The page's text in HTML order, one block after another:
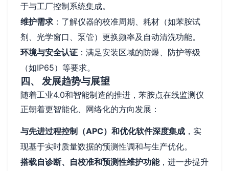
于与工厂控制系统集成。
维护需求 ：了解仪器的校准周期、耗材（如苯胺试
剂、光学窗口、泵管）更换频率及自动清洗功能。
环境与安全认证 ：满足安装区域的防爆、防护等级
（如IP65）等要求。
四、 发展趋势与展望
随着工业4.0和智能制造的推进，苯胺点在线监测仪
正朝着更智能化、网络化的方向发展：
与先进过程控制（APC）和优化软件深度集成 ，实
现基于实时质量数据的预测性调和与生产优化。
搭载自诊断、自校准和预测性维护功能，进一步提升